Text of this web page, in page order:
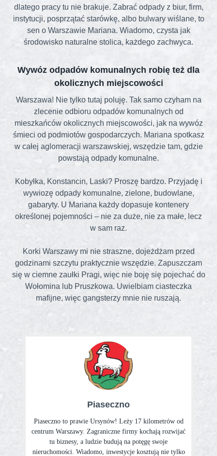
dlatego pracy tu nie brakuje. Zabrać odpady z biur, firm,
instytucji, posprzątać starówkę, albo bulwary wiślane, to
sen o Warszawie Mariana. Wiadomo, czysta jak
środowisko naturalne stolica, każdego zachwyca.
Wywóz odpadów komunalnych robię też dla
okolicznych miejscowości
Warszawa! Nie tylko tutaj poluję. Tak samo czyham na
zlecenie odbioru odpadów komunalnych od
mieszkańców okolicznych miejscowości, jak na wywóz
śmieci od podmiotów gospodarczych. Mariana spotkasz
w całej aglomeracji warszawskiej, wszędzie tam, gdzie
powstają odpady komunalne.
Kobyłka, Konstancin, Laski? Proszę bardzo. Przyjadę i
wywiozę odpady komunalne, zielone, budowlane,
gabaryty. U Mariana każdy dopasuje kontenery
określonej pojemności – nie za duże, nie za małe, lecz
w sam raz.
Korki Warszawy mi nie straszne, dojeżdżam przed
godzinami szczytu praktycznie wszędzie. Zapuszczam
się w ciemne zaułki Pragi, więc nie boję się pojechać do
Wołomina lub Pruszkowa. Uwielbiam ciasteczka
mafijne, więc gangsterzy mnie nie ruszają.
Piaseczno
Piaseczno to prawie Ursynów! Leży 17 kilometrów od
centrum Warszawy. Zagraniczne firmy kochają rozwijać
tu biznesy, a ludzie budują na potęgę swoje
nieruchomości. Wiadomo, inwestycje kosztują nie tylko